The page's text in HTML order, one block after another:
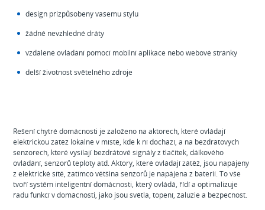
design přizpůsobený vašemu stylu
žádné nevzhledné dráty
vzdálené ovládání pomocí mobilní aplikace nebo webové stránky
delší životnost světelného zdroje
Řešení chytré domácnosti je založeno na aktorech, které ovládají
elektrickou zátěž lokálně v místě, kde k ní dochází, a na bezdrátových
senzorech, které vysílají bezdrátové signály z tlačítek, dálkového
ovládání, senzorů teploty atd. Aktory, které ovládají zátěž, jsou napájeny
z elektrické sítě, zatímco většina senzorů je napájena z baterií. To vše
tvoří systém inteligentní domácnosti, který ovládá, řídí a optimalizuje
řadu funkcí v domácnosti, jako jsou světla, topení, žaluzie a bezpečnost.